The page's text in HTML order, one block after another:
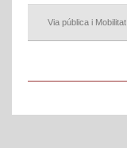
Via pública i Mobilitat